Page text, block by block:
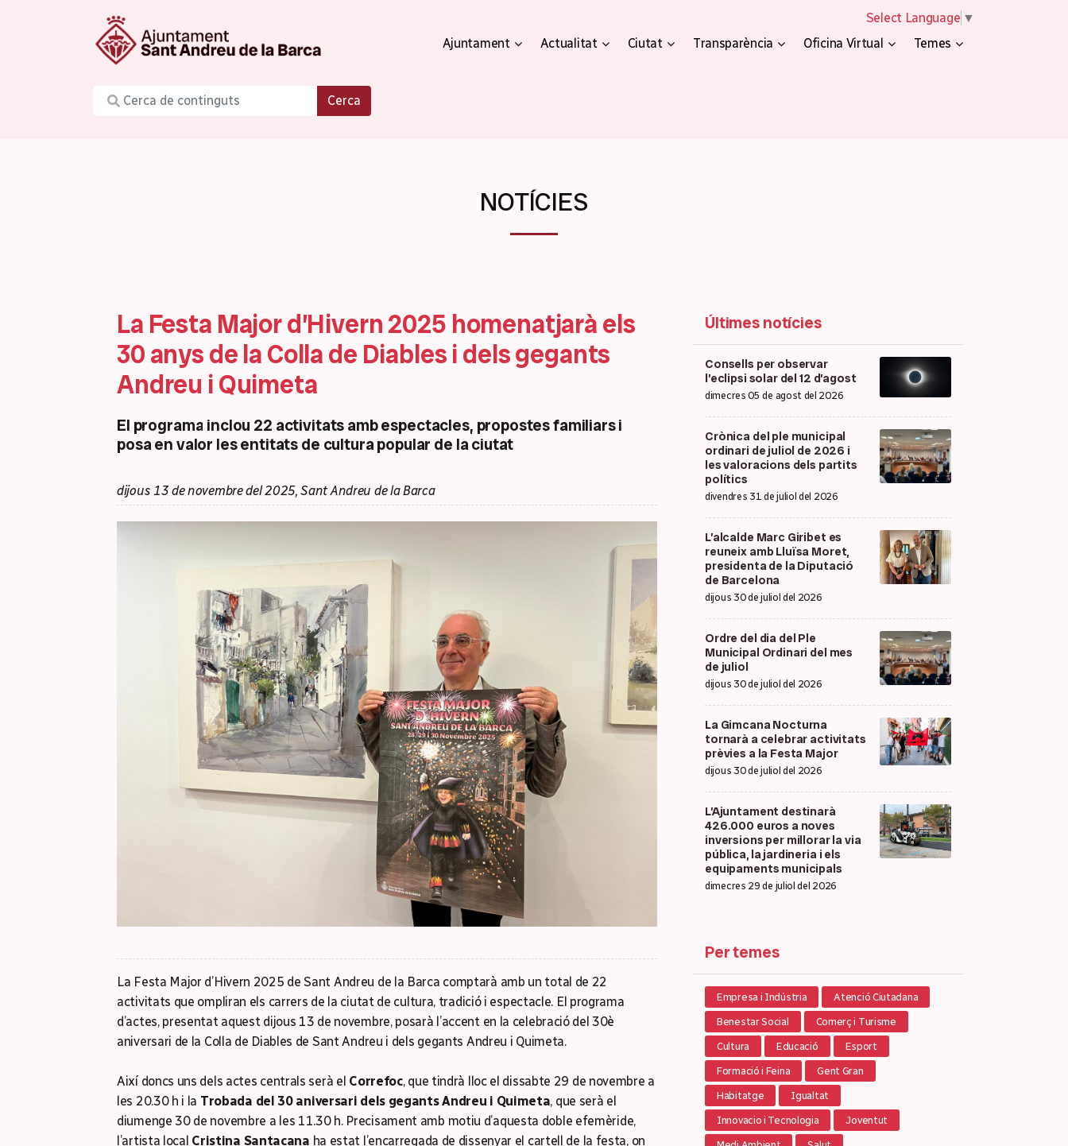
Select Language ▼
Cerca
Ajuntament Actualitat Ciutat Transparència Oficina Virtual Temes
NOTÍCIES
La Festa Major d’Hivern 2025 homenatjarà els
30 anys de la Colla de Diables i dels gegants
Andreu i Quimeta
El programa inclou 22 activitats amb espectacles, propostes familiars i
posa en valor les entitats de cultura popular de la ciutat
dijous 13 de novembre del 2025, Sant Andreu de la Barca
La Festa Major d’Hivern 2025 de Sant Andreu de la Barca comptarà amb un total de 22
activitats que ompliran els carrers de la ciutat de cultura, tradició i espectacle. El programa
d’actes, presentat aquest dijous 13 de novembre, posarà l’accent en la celebració del 30è
aniversari de la Colla de Diables de Sant Andreu i dels gegants Andreu i Quimeta.
Així doncs uns dels actes centrals serà el Correfoc, que tindrà lloc el dissabte 29 de novembre a
les 20.30 h i la Trobada del 30 aniversari dels gegants Andreu i Quimeta, que serà el
diumenge 30 de novembre a les 11.30 h. Precisament amb motiu d’aquesta doble efemèride,
l’artista local Cristina Santacana ha estat l’encarregada de dissenyar el cartell de la festa, on
Últimes notícies
Consells per observar
l’eclipsi solar del 12 d’agost
dimecres 05 de agost del 2026
Crònica del ple municipal
ordinari de juliol de 2026 i
les valoracions dels partits
polítics
divendres 31 de juliol del 2026
L’alcalde Marc Giribet es
reuneix amb Lluïsa Moret,
presidenta de la Diputació
de Barcelona
dijous 30 de juliol del 2026
Ordre del dia del Ple
Municipal Ordinari del mes
de juliol
dijous 30 de juliol del 2026
La Gimcana Nocturna
tornarà a celebrar activitats
prèvies a la Festa Major
dijous 30 de juliol del 2026
L’Ajuntament destinarà
426.000 euros a noves
inversions per millorar la via
pública, la jardineria i els
equipaments municipals
dimecres 29 de juliol del 2026
Per temes
Empresa i Indústria Atenció Ciutadana
Benestar Social Comerç i Turisme
Cultura Educació Esport
Formació i Feina Gent Gran
Habitatge Igualtat
Innovacio i Tecnologia Joventut